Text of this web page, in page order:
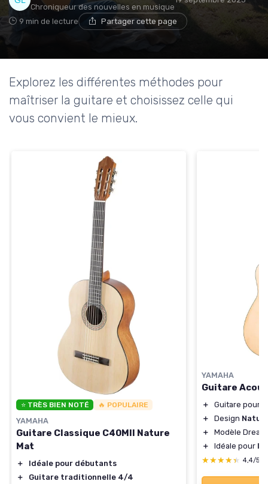
Chroniqueur des nouvelles en musique
9 min de lecture Partager cette page
Explorez les différentes méthodes pour
maîtriser la guitare et choisissez celle qui
vous convient le mieux.
⭐ TRÈS BIEN NOTÉ 🔥 POPULAIRE
YAMAHA
Guitare Classique C40MII Nature
Mat
＋
Idéale pour débutants
＋
Guitare traditionnelle 4/4
YAMAHA
Guitare
＋
Guitare pour
＋
Design
＋
Modèle
＋
Idéale pour
★★★★★
★★★★★ 4,4/5